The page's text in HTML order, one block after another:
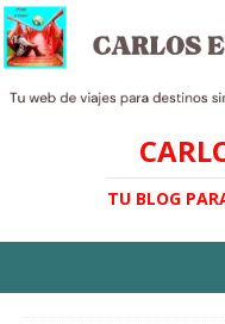
TU BLOG